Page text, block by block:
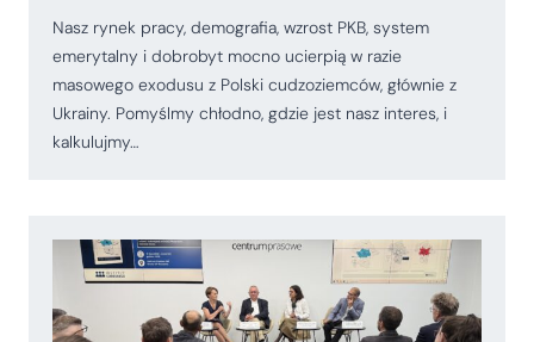
Nasz rynek pracy, demografia, wzrost PKB, system
emerytalny i dobrobyt mocno ucierpią w razie
masowego exodusu z Polski cudzoziemców, głównie z
Ukrainy. Pomyślmy chłodno, gdzie jest nasz interes, i
kalkulujmy…